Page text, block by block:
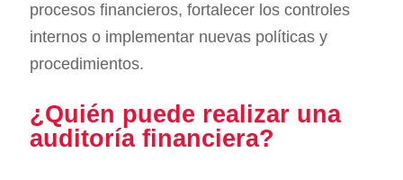
procesos financieros, fortalecer los controles
internos o implementar nuevas políticas y
procedimientos.
¿Quién puede realizar una
auditoría financiera?